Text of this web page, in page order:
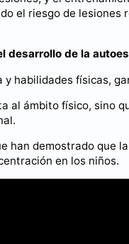
el riesgo de
desarrollo de la
habilidades físicas,
al ámbito físico, sino
han demostrado que
en los niños.